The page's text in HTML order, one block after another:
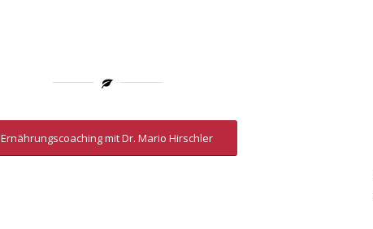
Ernährungscoaching mit Dr. Mario Hirschler